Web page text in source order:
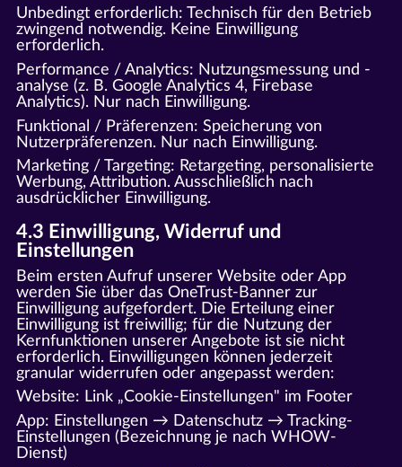
Unbedingt erforderlich: Technisch für den Betrieb
zwingend notwendig. Keine Einwilligung
erforderlich.
Performance / Analytics: Nutzungsmessung und -
analyse (z. B. Google Analytics 4, Firebase
Analytics). Nur nach Einwilligung.
Funktional / Präferenzen: Speicherung von
Nutzerpräferenzen. Nur nach Einwilligung.
Marketing / Targeting: Retargeting, personalisierte
Werbung, Attribution. Ausschließlich nach
ausdrücklicher Einwilligung.
4.3 Einwilligung, Widerruf und
Einstellungen
Beim ersten Aufruf unserer Website oder App
werden Sie über das OneTrust-Banner zur
Einwilligung aufgefordert. Die Erteilung einer
Einwilligung ist freiwillig; für die Nutzung der
Kernfunktionen unserer Angebote ist sie nicht
erforderlich. Einwilligungen können jederzeit
granular widerrufen oder angepasst werden:
Website: Link „Cookie-Einstellungen" im Footer
App: Einstellungen → Datenschutz → Tracking-
Einstellungen (Bezeichnung je nach WHOW-
Dienst)